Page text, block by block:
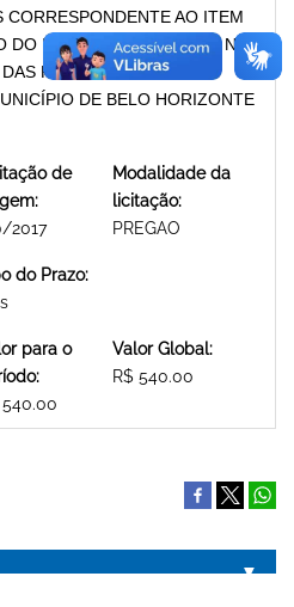
AO ITEM
DO PERCENTUAL DO CAP NO
PROPOSTAS, PARA
DE BELO HORIZONTE
de
2017
Modalidade da
licitação:
PREGAO
do Prazo:
para o
540.00
Valor Global:
R$ 540.00